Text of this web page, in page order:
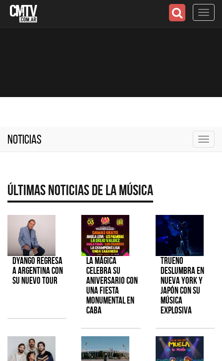
Noticias
Últimas Noticias de la Música
Dyango regresa
a Argentina con
su nuevo tour
La Mágica
celebra su
aniversario con
una fiesta
monumental en
CABA
TRUENO
deslumbra en
Nueva York y
Japón con su
música
explosiva